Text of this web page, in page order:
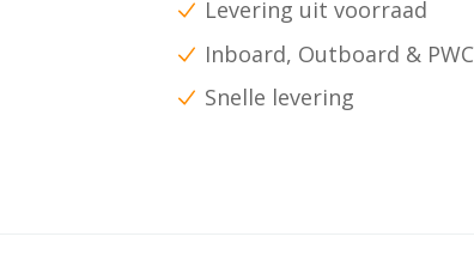
Levering uit voorraad
Inboard, Outboard & PWC
Snelle levering